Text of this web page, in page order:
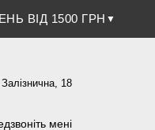
ВІД 1500 ГРН ▼
18
84 32
мені